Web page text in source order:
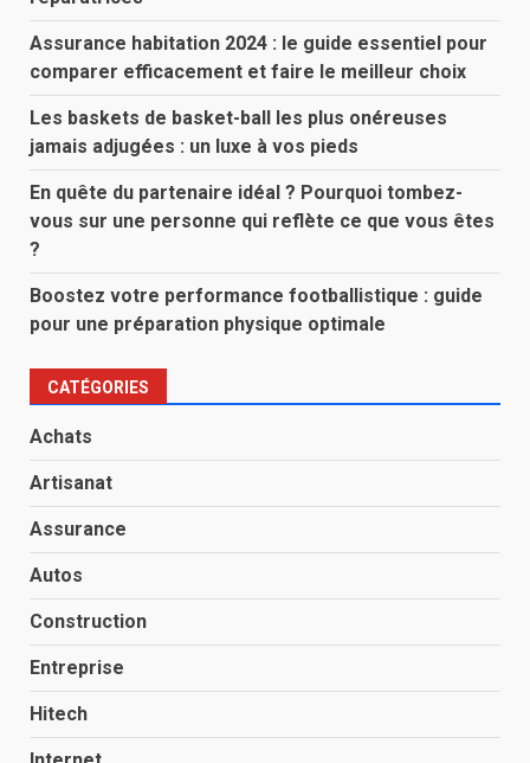
Assurance habitation 2024 : le guide essentiel pour
comparer efficacement et faire le meilleur choix
Les baskets de basket-ball les plus onéreuses
jamais adjugées : un luxe à vos pieds
En quête du partenaire idéal ? Pourquoi tombez-
vous sur une personne qui reflète ce que vous êtes
?
Boostez votre performance footballistique : guide
pour une préparation physique optimale
CATÉGORIES
Achats
Artisanat
Assurance
Autos
Construction
Entreprise
Hitech